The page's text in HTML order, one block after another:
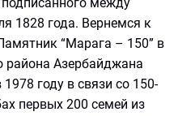
1828 года. Вернемся к
“Марага – 150” в
района Азербайджана
году в связи со 150-
первых 200 семей из